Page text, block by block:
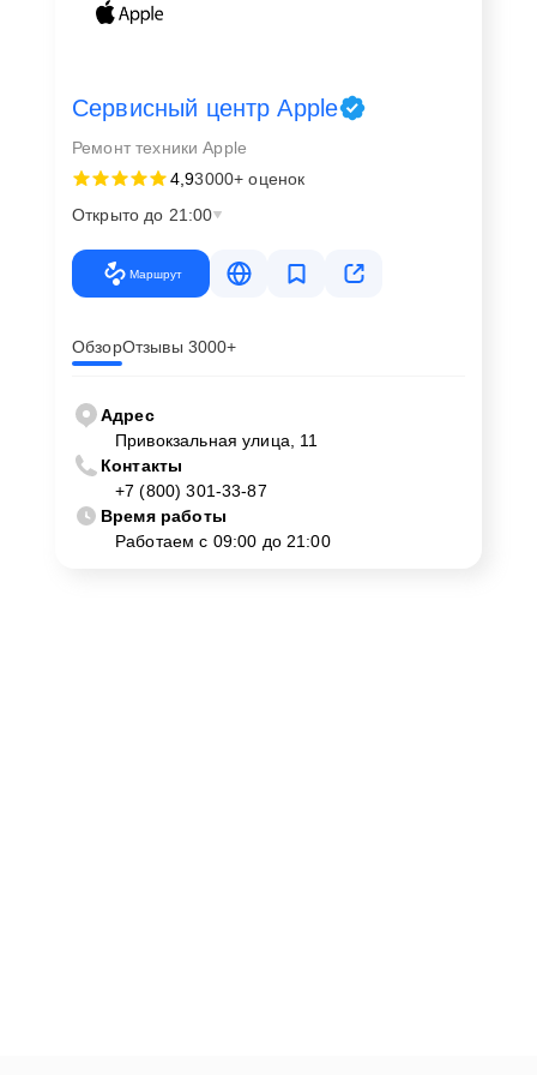
Сервисный центр Apple
Ремонт техники Apple
4,93000+ оценок
Открыто до 21:00
Маршрут
ОбзорОтзывы 3000+
Адрес
Привокзальная улица, 11
Контакты
+7 (800) 301-33-87
Время работы
Работаем с 09:00 до 21:00